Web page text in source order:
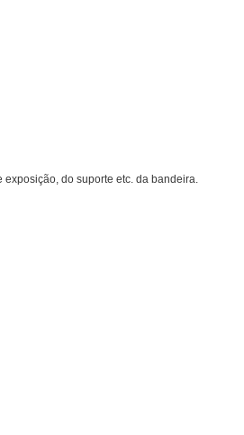
do suporte etc. da bandeira.